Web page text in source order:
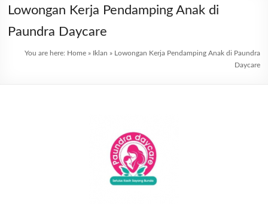
Lowongan Kerja Pendamping Anak di
Paundra Daycare
You are here: Home» Iklan » Lowongan Kerja Pendamping Anak di Paundra
Daycare